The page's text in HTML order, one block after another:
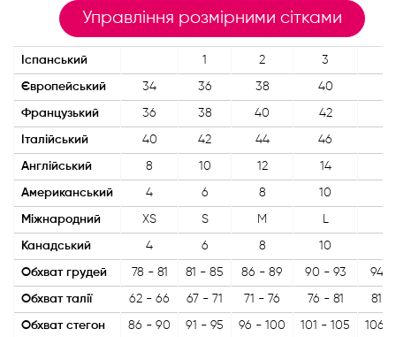
Управління розмірними сітками
Іспанський 1 2 3
Європейський 34 36 38 40
Французький 36 38 40 42
Італійський 40 42 44 46
Англійський 8 10 12 14
Американський 4 6 8 10
Міжнародний XS S M L
Канадський 4 6 8 10
Обхват грудей 78 - 81 81 - 85 86 - 89 90 - 93 94 -
Обхват талії 62 - 66 67 - 71 71 - 76 76 - 81 81 -
Обхват стегон 86 - 90 91 - 95 96 - 100 101 - 105 106 -